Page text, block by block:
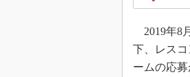
2019年8
下、レス
ームの応